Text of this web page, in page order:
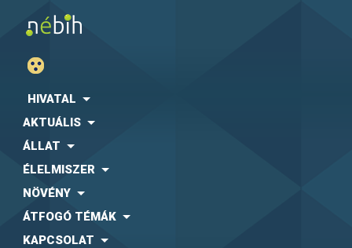
HIVATAL
AKTUÁLIS
ÁLLAT
ÉLELMISZER
NÖVÉNY
ÁTFOGÓ TÉMÁK
KAPCSOLAT